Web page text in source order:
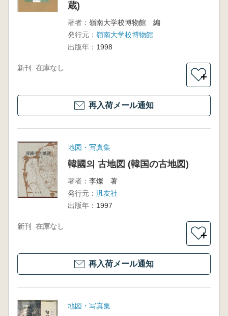
蔵)
著者： 嶺南大学校博物館 編
発行元： 嶺南大学校博物館
出版年： 1998
新刊 在庫なし
＋
再入荷メール通知
地図・写真集
韓國의 古地図 (韓国の古地図)
著者： 李燦 著
発行元： 汎友社
出版年： 1997
新刊 在庫なし
＋
再入荷メール通知
地図・写真集